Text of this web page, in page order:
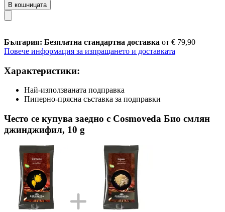
В кошницата
България: Безплатна стандартна доставка от € 79,90
Повече информация за изпращането и доставката
Характеристики:
Най-използваната подправка
Пиперно-прясна съставка за подправки
Често се купува заедно с Cosmoveda Био смлян
джинджифил, 10 g